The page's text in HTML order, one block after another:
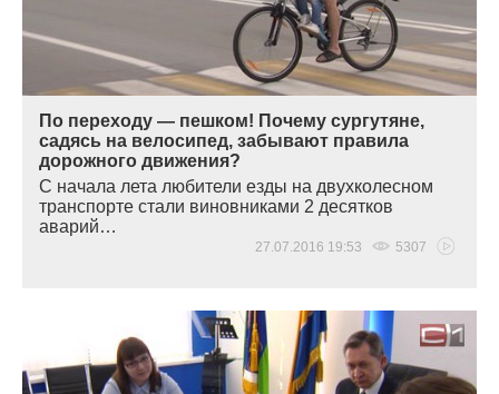
По переходу — пешком! Почему сургутяне,
садясь на велосипед, забывают правила
дорожного движения?
С начала лета любители езды на двухколесном
транспорте стали виновниками 2 десятков
аварий…
27.07.2016 19:53 5307